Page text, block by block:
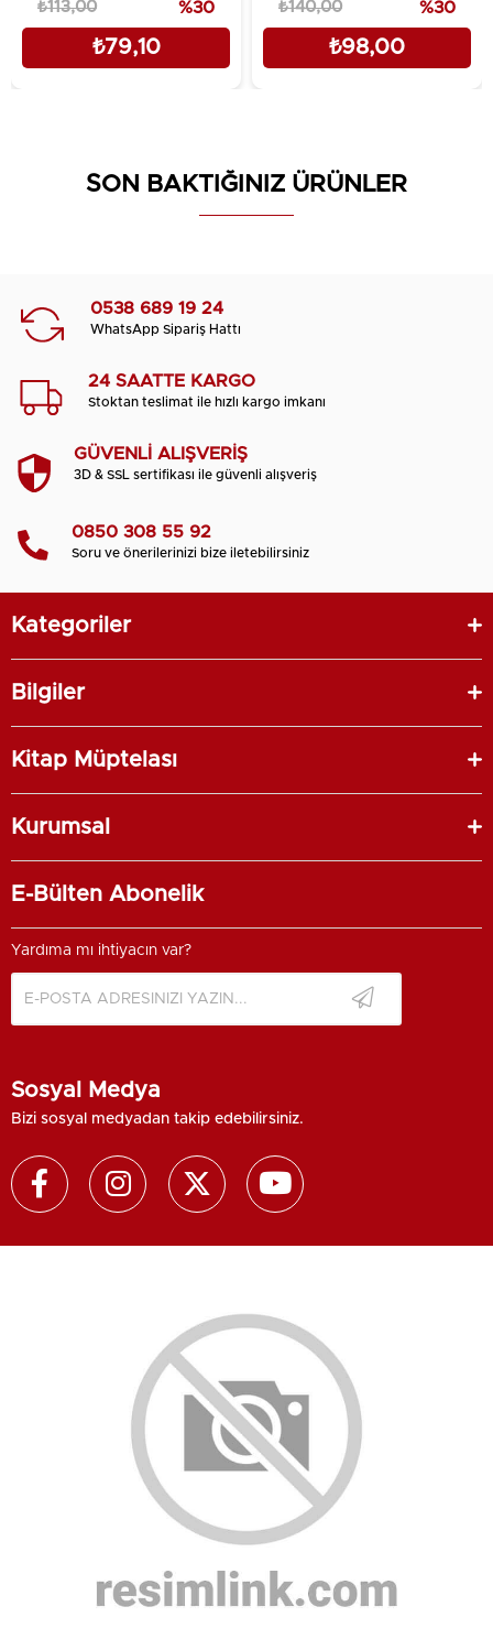
₺79,10
₺113,00 %30
₺98,00
₺140,00 %30
SON BAKTIĞINIZ ÜRÜNLER
0538 689 19 24
WhatsApp Sipariş Hattı
24 SAATTE KARGO
Stoktan teslimat ile hızlı kargo imkanı
GÜVENLİ ALIŞVERİŞ
3D & SSL sertifikası ile güvenli alışveriş
0850 308 55 92
Soru ve önerilerinizi bize iletebilirsiniz
Kategoriler
Bilgiler
Kitap Müptelası
Kurumsal
E-Bülten Abonelik
Yardıma mı ihtiyacın var?
Sosyal Medya
Bizi sosyal medyadan takip edebilirsiniz.